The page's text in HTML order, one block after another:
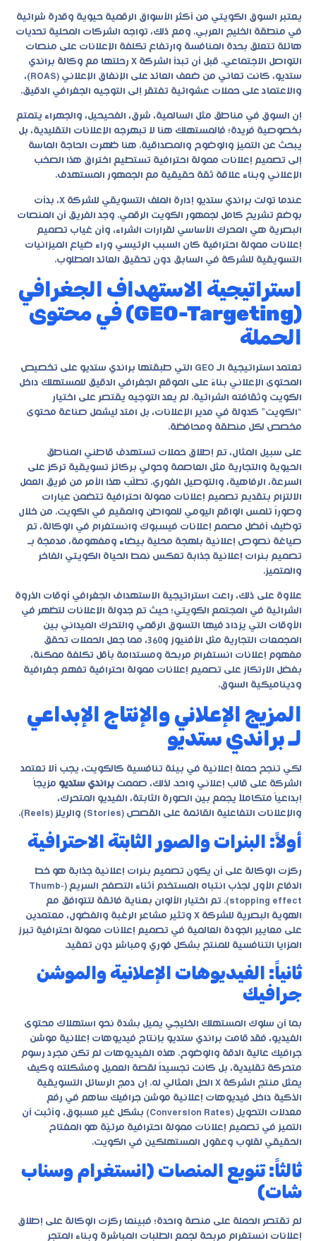
يعتبر السوق الكويتي من أكثر الأسواق الرقمية حيوية وقدرة شرائية
في منطقة الخليج العربي. ومع ذلك، تواجه الشركات المحلية تحديات
هائلة تتعلق بحدة المنافسة وارتفاع تكلفة الإعلانات على منصات
التواصل الاجتماعي. قبل أن تبدأ الشركة X رحلتها مع وكالة
براندي
ستديو
، كانت تعاني من ضعف العائد على الإنفاق الإعلاني (ROAS)،
والاعتماد على حملات عشوائية تفتقر إلى التوجيه الجغرافي الدقيق.
إن السوق في مناطق مثل السالمية، شرق، الفحيحيل، والجهراء يتمتع
بخصوصية فريدة؛ فالمستهلك هنا لا تبهرجه الإعلانات التقليدية، بل
يبحث عن التميز والوضوح والمصداقية. هنا ظهرت الحاجة الماسة
إلى تصميم إعلانات ممولة احترافية تستطيع اختراق هذا الصخب
الإعلاني وبناء علاقة ثقة حقيقية مع الجمهور المستهدف.
عندما تولت براندي ستديو إدارة الملف التسويقي للشركة X، بدأت
بوضع تشريح كامل لجمهور الكويت الرقمي. وجد الفريق أن المنصات
البصرية هي المحرك الأساسي لقرارات الشراء، وأن غياب تصميم
إعلانات ممولة احترافية كان السبب الرئيسي وراء ضياع الميزانيات
التسويقية للشركة في السابق دون تحقيق العائد المطلوب.
استراتيجية الاستهداف الجغرافي
(GEO-Targeting) في محتوى
الحملة
تعتمد استراتيجية الـ GEO التي طبقتها براندي ستديو على تخصيص
المحتوى الإعلاني بناءً على الموقع الجغرافي الدقيق للمستهلك داخل
الكويت وثقافته الشرائية. لم يعد التوجيه يقتصر على اختيار
“الكويت” كدولة في مدير الإعلانات، بل امتد ليشمل صناعة محتوى
مخصص لكل منطقة ومحافظة.
على سبيل المثال، تم إطلاق حملات تستهدف قاطني المناطق
الحيوية والتجارية مثل العاصمة وحولي بركائز تسويقية تركز على
السرعة، الرفاهية، والتوصيل الفوري. تطلّب هذا الأمر من فريق العمل
الالتزام بتقديم تصميم إعلانات ممولة احترافية تتضمن عبارات
وصوراً تلمس الواقع اليومي للمواطن والمقيم في الكويت. من خلال
توظيف أفضل مصمم إعلانات فيسبوك وانستغرام في الوكالة، تم
صياغة نصوص إعلانية بلهجة محلية بيضاء ومفهومة، مدمجة بـ
تصميم بنرات إعلانية جذابة تعكس نمط الحياة الكويتي الفاخر
والمتميز.
علاوة على ذلك، راعت استراتيجية الاستهداف الجغرافي أوقات الذروة
الشرائية في المجتمع الكويتي؛ حيث تم جدولة الإعلانات لتظهر في
الأوقات التي يزداد فيها التسوق الرقمي والتحرك الميداني بين
المجمعات التجارية مثل الأفنيوز و360، مما جعل الحملات تحقق
مفهوم إعلانات انستغرام مربحة ومستدامة بأقل تكلفة ممكنة،
بفضل الارتكاز على تصميم إعلانات ممولة احترافية تفهم جغرافية
وديناميكية السوق.
المزيج الإعلاني والإنتاج الإبداعي
لـ براندي ستديو
لكي تنجح حملة إعلانية في بيئة تنافسية كالكويت، يجب ألا تعتمد
الشركة على قالب إعلاني واحد. لذلك، صممت براندي ستديو مزيجاً
إبداعياً متكاملاً يجمع بين الصورة الثابتة، الفيديو المتحرك،
والإعلانات التفاعلية القائمة على القصص (Stories) والريلز (Reels).
أولاً: البنرات والصور الثابتة الاحترافية
ركزت الوكالة على أن يكون تصميم بنرات إعلانية جذابة هو خط
الدفاع الأول لجذب انتباه المستخدم أثناء التصفح السريع (Thumb-
stopping effect). تم اختيار الألوان بعناية فائقة لتتوافق مع
الهوية البصرية للشركة X وتثير مشاعر الرغبة والفضول، معتمدين
على معايير الجودة العالمية في تصميم إعلانات ممولة احترافية تبرز
المزايا التنافسية للمنتج بشكل فوري ومباشر دون تعقيد.
ثانياً: الفيديوهات الإعلانية والموشن
جرافيك
بما أن سلوك المستهلك الخليجي يميل بشدة نحو استهلاك محتوى
الفيديو، فقد قامت براندي ستديو بإنتاج فيديوهات إعلانية موشن
جرافيك عالية الدقة والوضوح. هذه الفيديوهات لم تكن مجرد رسوم
متحركة تقليدية، بل كانت تجسيداً لقصة العميل ومشكلته وكيف
يمثل منتج الشركة X الحل المثالي له. إن دمج الرسائل التسويقية
الذكية داخل فيديوهات إعلانية موشن جرافيك ساهم في رفع
معدلات التحويل (Conversion Rates) بشكل غير مسبوق، وأثبت أن
التميز في تصميم إعلانات ممولة احترافية مرئيّة هو المفتاح
الحقيقي لقلوب وعقول المستهلكين في الكويت.
ثالثاً: تنويع المنصات (انستغرام وسناب
شات)
لم تقتصر الحملة على منصة واحدة؛ فبينما ركزت الوكالة على إطلاق
إعلانات انستغرام مربحة لجمع الطلبات المباشرة وبناء المتجر